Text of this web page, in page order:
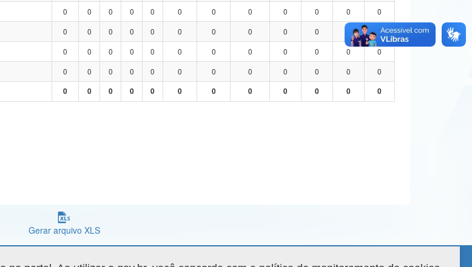
0 0 0 0 0 0 0 0 0 0 0
0
0 0 0 0 0 0 0 0 0 0
0
0 0 0 0 0 0 0 0 0 0 0
0
0 0 0 0 0 0 0 0 0 0 0
0
0 0 0 0 0 0 0 0 0 0 0 0
Gerar arquivo XLS